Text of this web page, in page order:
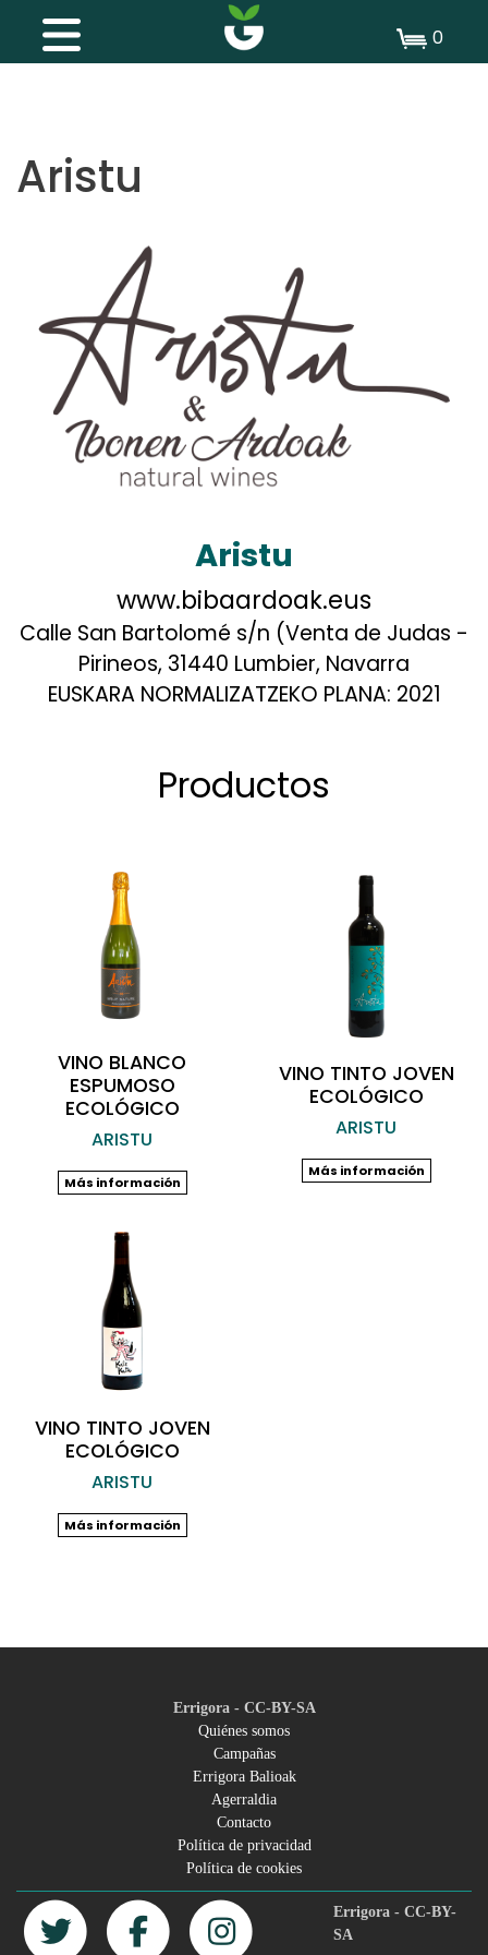
0
Aristu
Aristu
www.bibaardoak.eus
Calle San Bartolomé s/n (Venta de Judas -
Pirineos, 31440 Lumbier, Navarra
EUSKARA NORMALIZATZEKO PLANA: 2021
Productos
VINO BLANCO
ESPUMOSO
ECOLÓGICO
ARISTU
Más información
VINO TINTO JOVEN
ECOLÓGICO
ARISTU
Más información
VINO TINTO JOVEN
ECOLÓGICO
ARISTU
Más información
Footer
menu
Errigora - CC-BY-SA
Quiénes somos
Campañas
Errigora Balioak
Agerraldia
Contacto
Política de privacidad
Política de cookies
Errigora - CC-BY-
SA